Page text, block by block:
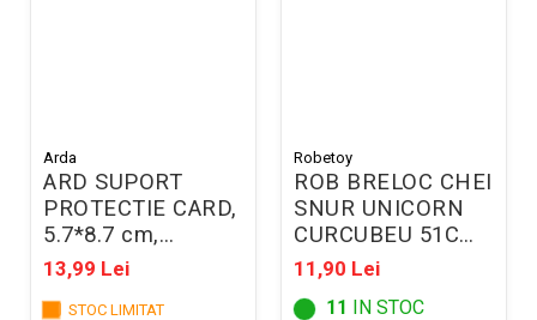
Arda
ARD SUPORT
PROTECTIE CARD,
5.7*8.7 cm,
CULORI DIVERSE
0106GDO0000
13,99 Lei
STOC LIMITAT
Robetoy
ROB BRELOC CHEI
SNUR UNICORN
CURCUBEU 51CM
52547
11,90 Lei
11 IN STOC